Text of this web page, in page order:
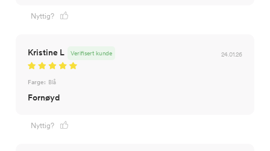
Nyttig?
Kristine L 24.01.26
Verifisert kunde
Farge: Blå
Fornøyd
Nyttig?